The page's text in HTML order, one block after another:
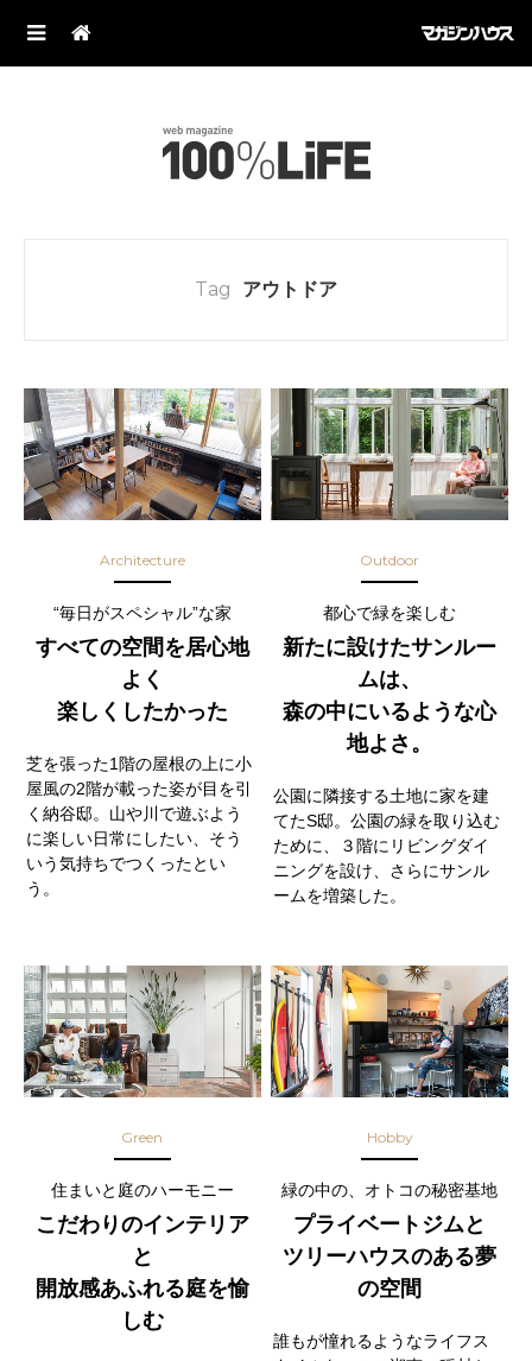
Tag アウトドア
Architecture
“毎日がスペシャル”な家
すべての空間を居心地
よく
楽しくしたかった
芝を張った1階の屋根の上に小
屋風の2階が載った姿が目を引
く納谷邸。山や川で遊ぶよう
に楽しい日常にしたい、そう
いう気持ちでつくったとい
う。
Outdoor
都心で緑を楽しむ
新たに設けたサンルー
ムは、
森の中にいるような心
地よさ。
公園に隣接する土地に家を建
てたS邸。公園の緑を取り込む
ために、３階にリビングダイ
ニングを設け、さらにサンル
ームを増築した。
Green
住まいと庭のハーモニー
こだわりのインテリア
と
開放感あふれる庭を愉
しむ
Hobby
緑の中の、オトコの秘密基地
プライベートジムと
ツリーハウスのある夢
の空間
誰もが憧れるようなライフス